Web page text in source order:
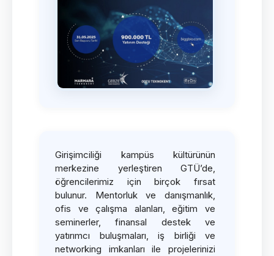
Girişimciliği kampüs kültürünün
merkezine yerleştiren GTÜ’de,
öğrencilerimiz için birçok fırsat
bulunur. Mentorluk ve danışmanlık,
ofis ve çalışma alanları, eğitim ve
seminerler, finansal destek ve
yatırımcı buluşmaları, iş birliği ve
networking imkanları ile projelerinizi